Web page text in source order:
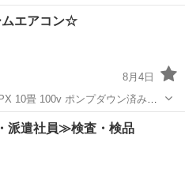
ン設置が難しい部屋で使いたい
エアコン設置工事は不要です！
...
エアコン☆
8月4日
ンプダウン済み☆
使えます☆
派遣社員≫検査・検品